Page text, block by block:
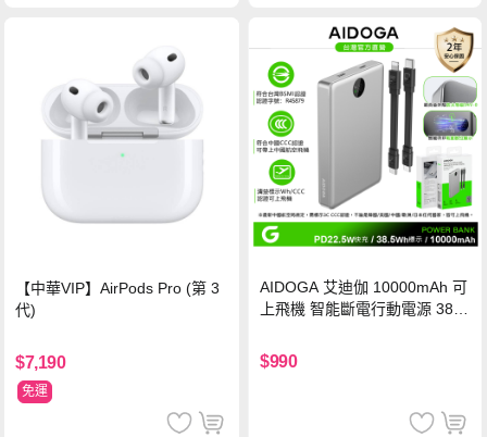
【中華VIP】AirPods Pro (第 3
代)
$7,190
免運
AIDOGA 艾迪伽 10000mAh 可
上飛機 智能斷電行動電源 38.5
灣BSMI/中國CCC/歐美CE/FCC
認證
$990